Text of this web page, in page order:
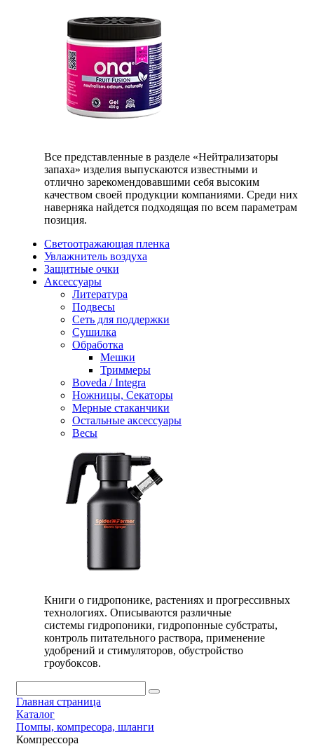
Все представленные в разделе «Нейтрализаторы
запаха» изделия выпускаются известными и
отлично зарекомендовавшими себя высоким
качеством своей продукции компаниями. Среди них
наверняка найдется подходящая по всем параметрам
позиция.
Светоотражающая пленка
Увлажнитель воздуха
Защитные очки
Аксессуары
Литература
Подвесы
Сеть для поддержки
Сушилка
Обработка
Мешки
Триммеры
Boveda / Integra
Ножницы, Секаторы
Мерные стаканчики
Остальные аксессуары
Весы
Книги о гидропонике, растениях и прогрессивных
технологиях. Описываются различные
системы гидропоники, гидропонные субстраты,
контроль питательного раствора, применение
удобрений и стимуляторов, обустройство
гроубоксов.
Главная страница
Каталог
Помпы, компресора, шланги
Компрессора